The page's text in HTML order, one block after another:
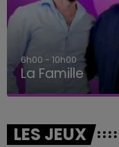
6h00 - 10h00
La Famille
LES JEUX